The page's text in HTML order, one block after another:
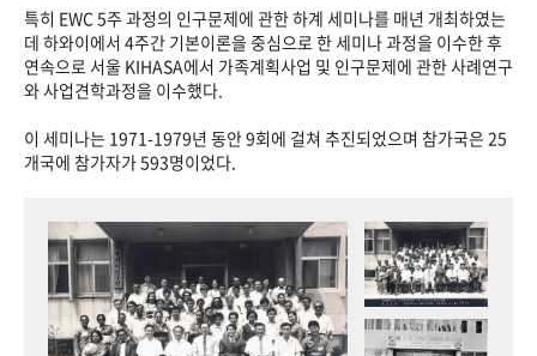
특히 EWC 5주 과정의 인구문제에 관한 하계 세미나를 매년 개최하였는
데 하와이에서 4주간 기본이론을 중심으로 한 세미나 과정을 이수한 후
연속으로 서울 KIHASA에서 가족계획사업 및 인구문제에 관한 사례연구
와 사업견학과정을 이수했다.
이 세미나는 1971-1979년 동안 9회에 걸쳐 추진되었으며 참가국은 25
개국에 참가자가 593명이었다.